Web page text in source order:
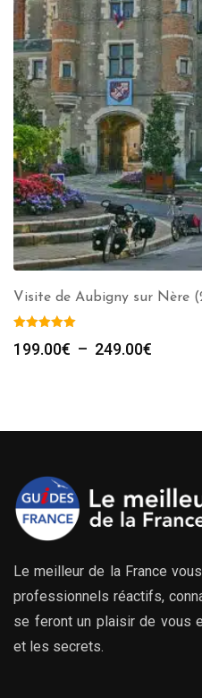
Visite de Aubigny sur Nère
199.00€ – 249.00€
à
Le meilleur de la France
professionnels réactifs,
se feront un plaisir de vous
et les secrets.